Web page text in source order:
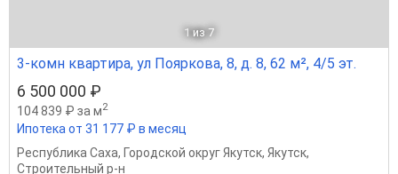
1 из 7
3-комн квартира, ул Пояркова, 8, д. 8, 62 м², 4/5 эт.
6 500 000 ₽
104 839 ₽ за м2
Ипотека от 31 177 ₽ в месяц
Республика Саха, Городской округ Якутск, Якутск,
Строительный р-н